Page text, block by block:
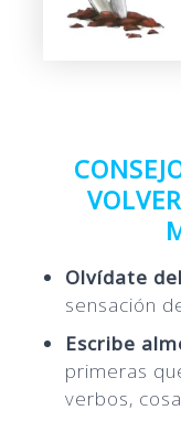
Olvídate
sensación
Escribe
primeras
verbos,